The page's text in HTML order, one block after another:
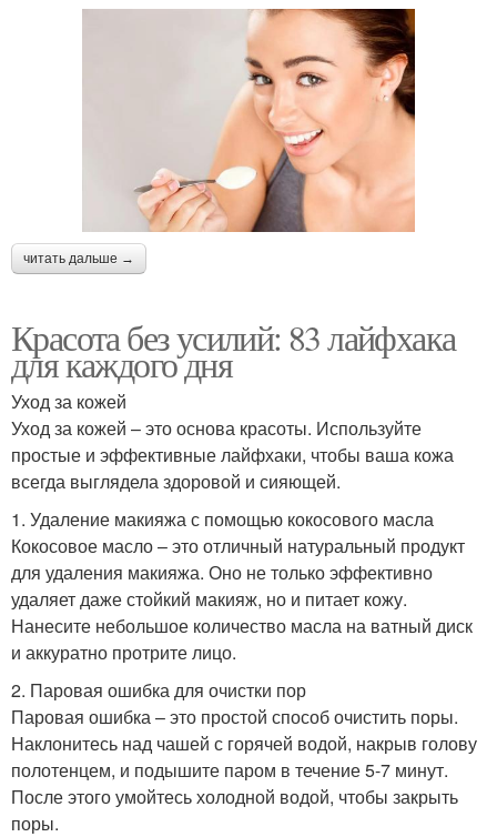
читать дальше →
Красота без усилий: 83 лайфхака
для каждого дня
Уход за кожей
Уход за кожей – это основа красоты. Используйте
простые и эффективные лайфхаки, чтобы ваша кожа
всегда выглядела здоровой и сияющей.
1. Удаление макияжа с помощью кокосового масла
Кокосовое масло – это отличный натуральный продукт
для удаления макияжа. Оно не только эффективно
удаляет даже стойкий макияж, но и питает кожу.
Нанесите небольшое количество масла на ватный диск
и аккуратно протрите лицо.
2. Паровая ошибка для очистки пор
Паровая ошибка – это простой способ очистить поры.
Наклонитесь над чашей с горячей водой, накрыв голову
полотенцем, и подышите паром в течение 5-7 минут.
После этого умойтесь холодной водой, чтобы закрыть
поры.